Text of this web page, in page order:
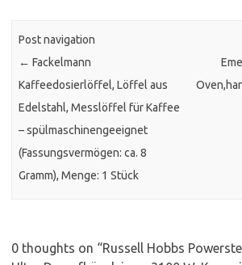
Post navigation
← Fackelmann
Kaffeedosierlöffel, Löffel aus
Edelstahl, Messlöffel für Kaffee
– spülmaschinengeeignet
(Fassungsvermögen: ca. 8
Gramm), Menge: 1 Stück
0 thoughts on “Russell Hobbs